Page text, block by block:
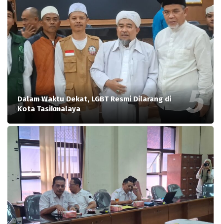
Dalam Waktu Dekat, LGBT Resmi Dilarang di
Kota Tasikmalaya